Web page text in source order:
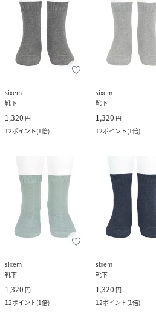
sixem
靴下
1,320 円
12ポイント(1倍)
sixem
靴下
1,320 円
12ポイント(1倍)
sixem
靴下
1,320 円
12ポイント(1倍)
sixem
靴下
1,320 円
12ポイント(1倍)